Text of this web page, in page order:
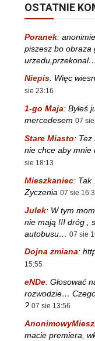
OSTATNIE
Poranek:
piszesz bo obraza
urzedu,przekonal…
Niepis: Więc
sie 23:16
1-go Maja: Byłeś
mercedesem 07
Stare Miasto: Tez
nie chce aby mnie
sie 18:13
Mieszkaniec: Tak
Zyczenia 07 sie
Julek: W tym
nie mają !!! dróg ,
autobusu… 07 sie
Dojna zmiana:
15:55
eNDe: Głosować
rozwodzie…
? 07 sie 13:56
macie premiera,